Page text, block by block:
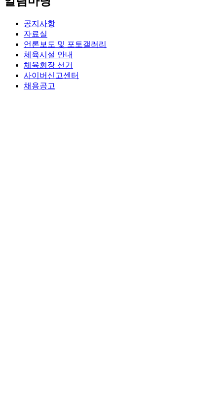
공지사항
자료실
언론보도 및 포토갤러리
체육시설 안내
체육회장 선거
사이버신고센터
채용공고